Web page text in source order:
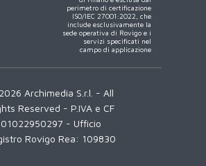
perimetro di certificazione
ISO/IEC 27001:2022, che
include esclusivamente la
sede operativa di Rovigo e i
servizi specificati nel
campo di applicazione
Archimedia S.r.l. - All
Reserved - P.IVA e CF
01022950297 - Ufficio
Rovigo Rea: 109830